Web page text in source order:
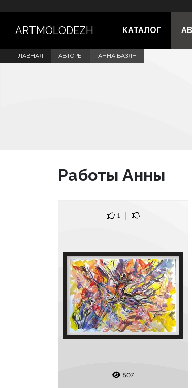
ARTMOLODEZH КАТАЛОГ
ГЛАВНАЯ АВТОРЫ АННА БАЗЯН
Работы Анны
1
507